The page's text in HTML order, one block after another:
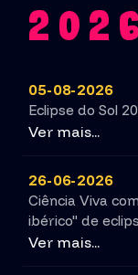
05-08-2026
Eclipse do Sol
Ver mais...
26-06-2026
Ciência Viva
ibérico" de
Ver mais...